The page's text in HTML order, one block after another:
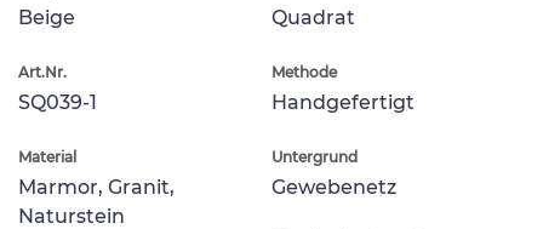
Beige Quadrat
Art.Nr.
SQ039-1
Methode
Handgefertigt
Material
Marmor, Granit,
Naturstein
Untergrund
Gewebenetz